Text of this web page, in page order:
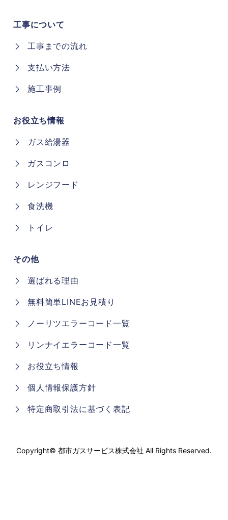
Copyright© 都市ガスサービス株式会社 All Rights Reserved.
お役立ち情報
トイレ
食洗機
レンジフード
ガスコンロ
ガス給湯器
工事までの流れ
施工事例
支払い方法
工事について
個人情報保護方針
お役立ち情報
リンナイエラーコード一覧
ノーリツエラーコード一覧
無料簡単LINEお見積り
選ばれる理由
その他
特定商取引法に基づく表記